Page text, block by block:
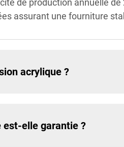
de production annuelle
assurant une fourniture
acrylique ?
est-elle garantie ?